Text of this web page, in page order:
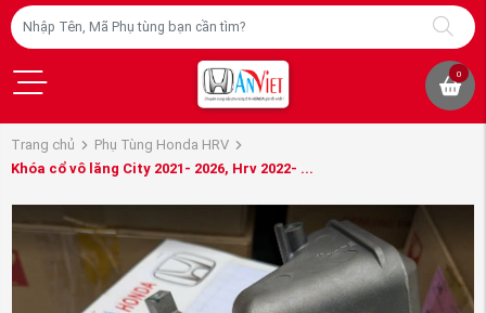
0
Trang chủ
Phụ Tùng Honda HRV
Khóa cổ vô lăng City 2021- 2026, Hrv 2022- ...